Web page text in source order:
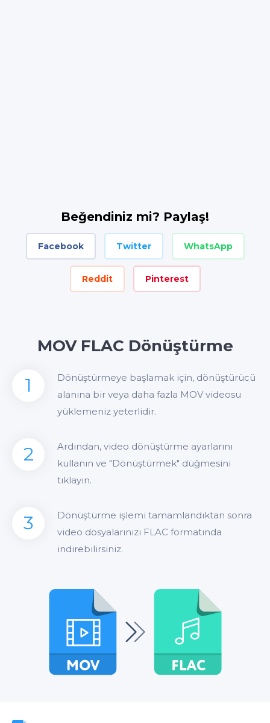
Beğendiniz mi? Paylaş!
Facebook Twitter WhatsApp
Reddit Pinterest
MOV FLAC Dönüştürme
1
Dönüştürmeye başlamak için, dönüştürücü
alanına bir veya daha fazla MOV videosu
yüklemeniz yeterlidir.
2
Ardından, video dönüştürme ayarlarını
kullanın ve "Dönüştürmek" düğmesini
tıklayın.
3
Dönüştürme işlemi tamamlandıktan sonra
video dosyalarınızı FLAC formatında
indirebilirsiniz.